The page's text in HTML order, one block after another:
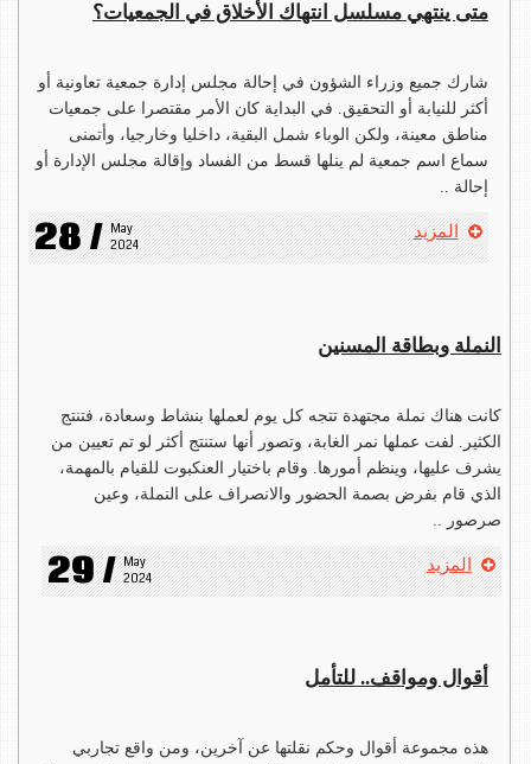
متى ينتهي مسلسل انتهاك الأخلاق في الجمعيات؟
شارك جميع وزراء الشؤون في إحالة مجلس إدارة جمعية تعاونية أو
أكثر للنيابة أو التحقيق. في البداية كان الأمر مقتصرا على جمعيات
مناطق معينة، ولكن الوباء شمل البقية، داخليا وخارجيا، وأتمنى
سماع اسم جمعية لم ينلها قسط من الفساد وإقالة مجلس الإدارة أو
إحالة ..
28 / May
2024
المزيد
النملة وبطاقة المسنين
كانت هناك نملة مجتهدة تتجه كل يوم لعملها بنشاط وسعادة، فتنتج
الكثير. لفت عملها نمر الغابة، وتصور أنها ستنتج أكثر لو تم تعيين من
يشرف عليها، وينظم أمورها. وقام باختيار العنكبوت للقيام بالمهمة،
الذي قام بفرض بصمة الحضور والانصراف على النملة، وعين
صرصور ..
29 / May
2024
المزيد
أقوال ومواقف.. للتأمل
هذه مجموعة أقوال وحكم نقلتها عن آخرين، ومن واقع تجاربي